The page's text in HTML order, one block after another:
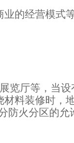
的经营模式
览厅等，当
材料装修时，
防火分区的